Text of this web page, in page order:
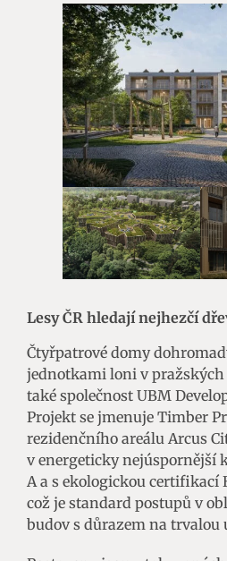
Lesy ČR hledají nejhezčí
Čtyřpatrové domy
jednotkami loni v pražských
také společnost UBM
Projekt se jmenuje Timber
rezidenčního areálu Arcus
v energeticky nejúspornější
A a s ekologickou certifikací
což je standard postupů v
budov s důrazem na trvalou